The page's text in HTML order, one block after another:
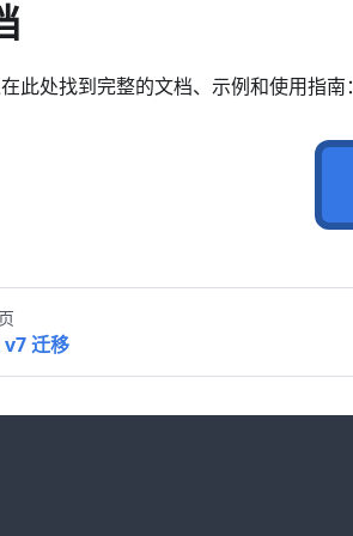
此处找到完整的文档、示例和使用指南：
v7 迁移